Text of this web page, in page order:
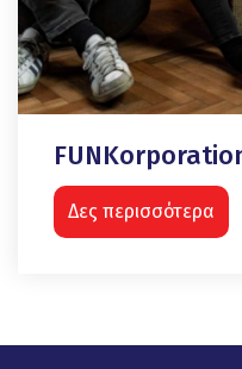
Δες περισσότερα